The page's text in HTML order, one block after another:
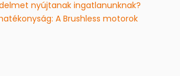
nyújtanak ingatlanunknak?
A Brushless motorok